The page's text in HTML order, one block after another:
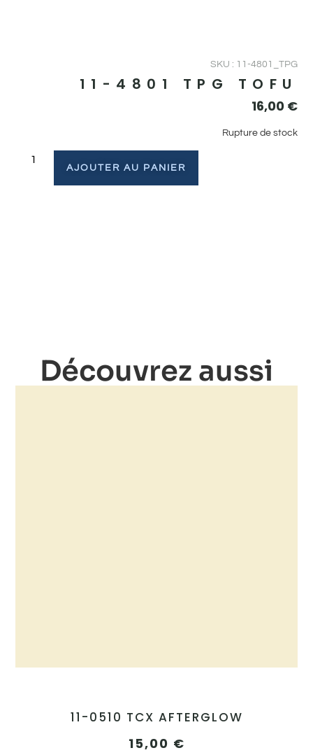
SKU : 11-4801_TPG
11-4801 TPG TOFU
16,00 €
Rupture de stock
AJOUTER AU PANIER
Découvrez aussi
11-0510 TCX AFTERGLOW
15,00 €